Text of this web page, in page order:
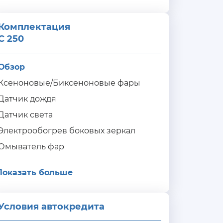
250
Биксеноновые фары
дождя
света
боковых зеркал
фар
больше
автокредита